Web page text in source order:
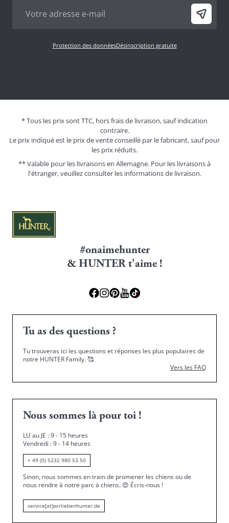
Protection des donnéesDésinscription gratuite
* Tous les prix sont TTC, hors frais de livraison, sauf indication
contraire.
Le prix indiqué est le prix de vente conseillé par le fabricant, sauf pour
les prix réduits.
** Valable pour les livraisons en Allemagne. Pour les livraisons à
l'étranger, veuillez consulter les informations de livraison.
#onaimehunter
& HUNTER t'aime !
Tu as des questions ?
Tu trouveras ici les questions et réponses les plus populaires de
notre HUNTER Family.🥰
Vers les FAQ
Nous sommes là pour toi !
LU au JE : 9 - 15 heures
Vendredi : 9 - 14 heures
+ 49 (0) 5232 980 53 50
Sinon, nous sommes en train de promener les chiens ou de
nous rendre à notre parc à chiens. 😍 Écris-nous !
service[at]wirliebenhunter.de